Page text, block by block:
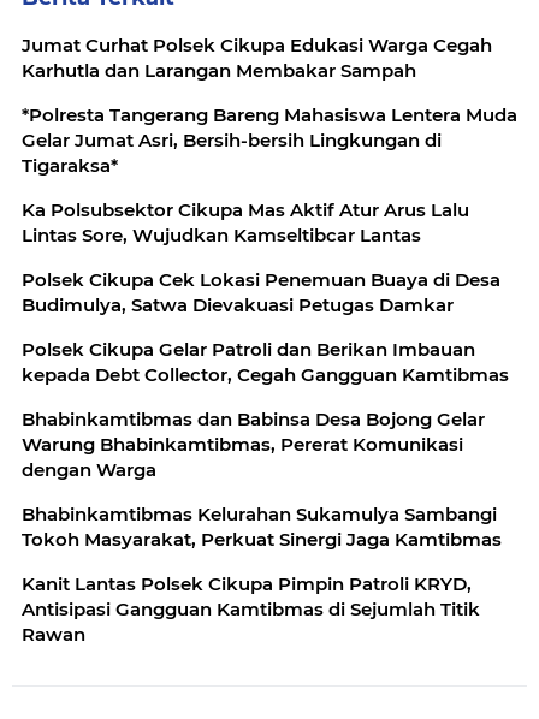
Jumat Curhat Polsek Cikupa Edukasi Warga Cegah
Karhutla dan Larangan Membakar Sampah
*Polresta Tangerang Bareng Mahasiswa Lentera Muda
Gelar Jumat Asri, Bersih-bersih Lingkungan di
Tigaraksa*
Ka Polsubsektor Cikupa Mas Aktif Atur Arus Lalu
Lintas Sore, Wujudkan Kamseltibcar Lantas
Polsek Cikupa Cek Lokasi Penemuan Buaya di Desa
Budimulya, Satwa Dievakuasi Petugas Damkar
Polsek Cikupa Gelar Patroli dan Berikan Imbauan
kepada Debt Collector, Cegah Gangguan Kamtibmas
Bhabinkamtibmas dan Babinsa Desa Bojong Gelar
Warung Bhabinkamtibmas, Pererat Komunikasi
dengan Warga
Bhabinkamtibmas Kelurahan Sukamulya Sambangi
Tokoh Masyarakat, Perkuat Sinergi Jaga Kamtibmas
Kanit Lantas Polsek Cikupa Pimpin Patroli KRYD,
Antisipasi Gangguan Kamtibmas di Sejumlah Titik
Rawan